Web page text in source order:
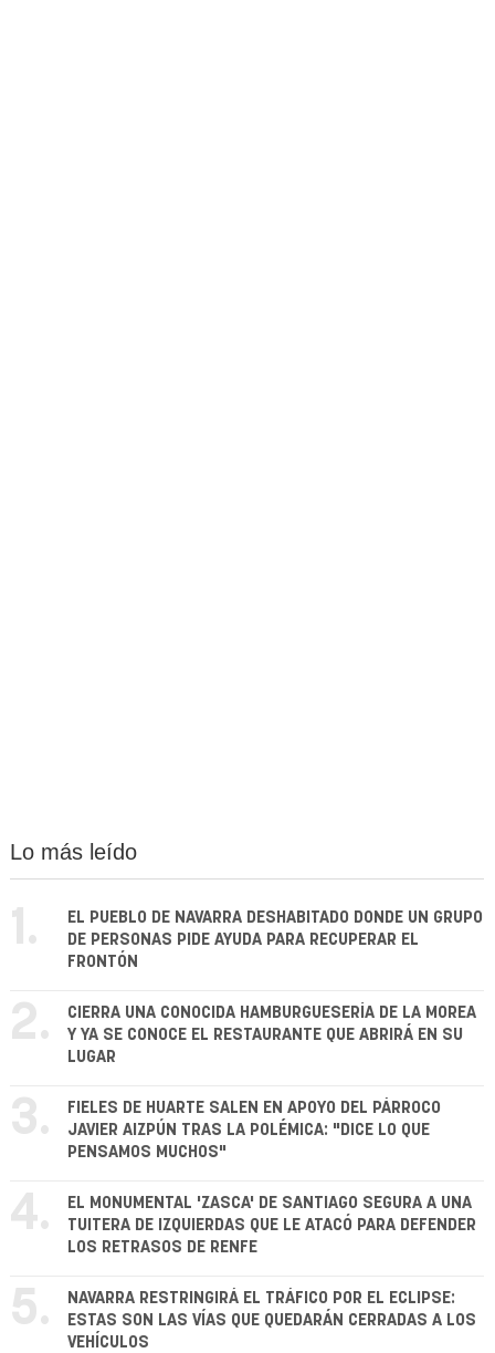
Lo más leído
1.
EL PUEBLO DE NAVARRA DESHABITADO DONDE UN GRUPO
DE PERSONAS PIDE AYUDA PARA RECUPERAR EL
FRONTÓN
2.
CIERRA UNA CONOCIDA HAMBURGUESERÍA DE LA MOREA
Y YA SE CONOCE EL RESTAURANTE QUE ABRIRÁ EN SU
LUGAR
3.
FIELES DE HUARTE SALEN EN APOYO DEL PÁRROCO
JAVIER AIZPÚN TRAS LA POLÉMICA: "DICE LO QUE
PENSAMOS MUCHOS"
4.
EL MONUMENTAL 'ZASCA' DE SANTIAGO SEGURA A UNA
TUITERA DE IZQUIERDAS QUE LE ATACÓ PARA DEFENDER
LOS RETRASOS DE RENFE
5.
NAVARRA RESTRINGIRÁ EL TRÁFICO POR EL ECLIPSE:
ESTAS SON LAS VÍAS QUE QUEDARÁN CERRADAS A LOS
VEHÍCULOS